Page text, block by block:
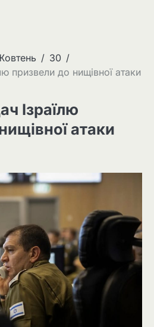
30
призвели до нищівної атаки
Ізраїлю
атаки